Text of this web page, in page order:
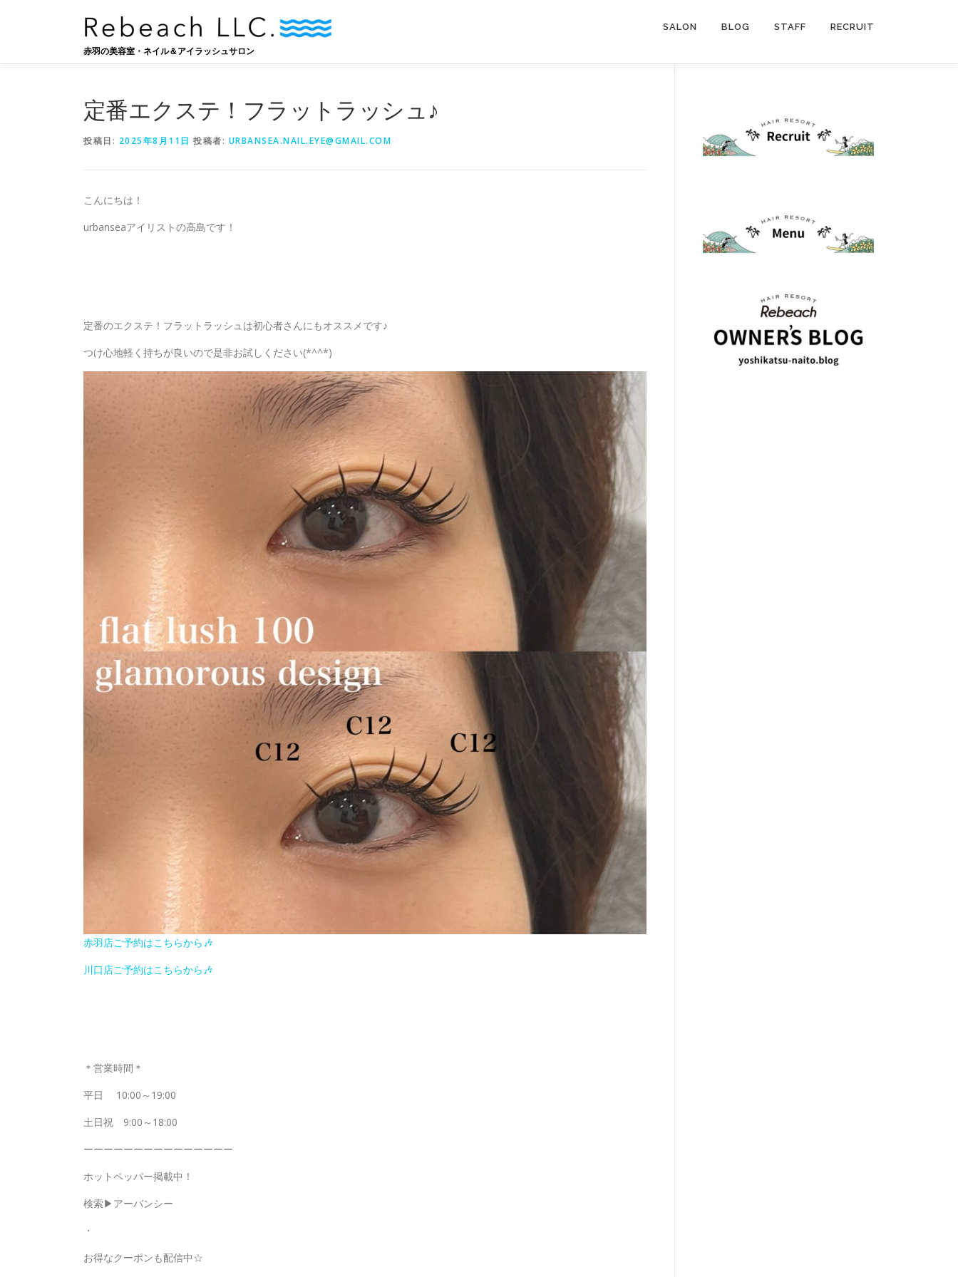
赤羽の美容室・ネイル＆アイラッシュサロン
SALON BLOG STAFF RECRUIT
定番エクステ！フラットラッシュ♪
投稿日: 2025年8月11日 投稿者: URBANSEA.NAIL.EYE@GMAIL.COM
こんにちは！
urbanseaアイリストの高島です！
定番のエクステ！フラットラッシュは初心者さんにもオススメです♪
つけ心地軽く持ちが良いので是非お試しください(*^^*)
赤羽店ご予約はこちらから🎶
川口店ご予約はこちらから🎶
＊営業時間＊
平日 10:00～19:00
土日祝 9:00～18:00
ーーーーーーーーーーーーーーー
ホットペッパー掲載中！
検索▶︎アーバンシー
・
お得なクーポンも配信中‪☆